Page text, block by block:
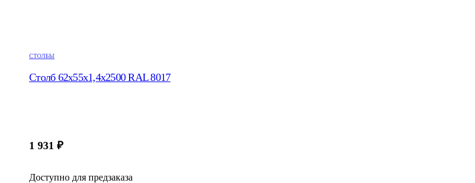
СТОЛБЫ
Столб 62х55х1,4х2500 RAL 8017
1 931 ₽
Доступно для предзаказа